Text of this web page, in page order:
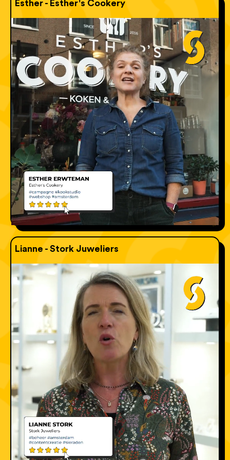
Esther - Esther's Cookery
Lianne - Stork Juweliers